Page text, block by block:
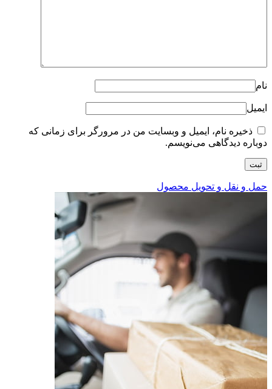
نام
ایمیل
ذخیره نام، ایمیل و وبسایت من در مرورگر برای زمانی که
دوباره دیدگاهی می‌نویسم.
حمل و نقل و تحویل محصول